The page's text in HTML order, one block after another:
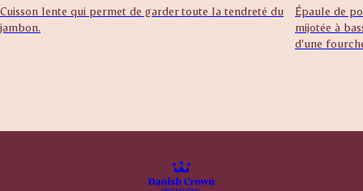
Cuisson lente qui permet de garder toute la tendreté du
jambon.
Épaule de
mijotée à
d’une